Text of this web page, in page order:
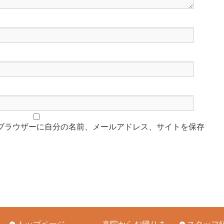
ラウザーに自分の名前、メールアドレス、サイトを保存